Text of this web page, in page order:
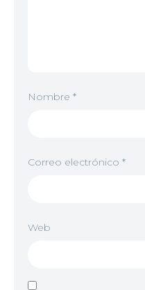
Nombre *
Correo electrónico *
Web